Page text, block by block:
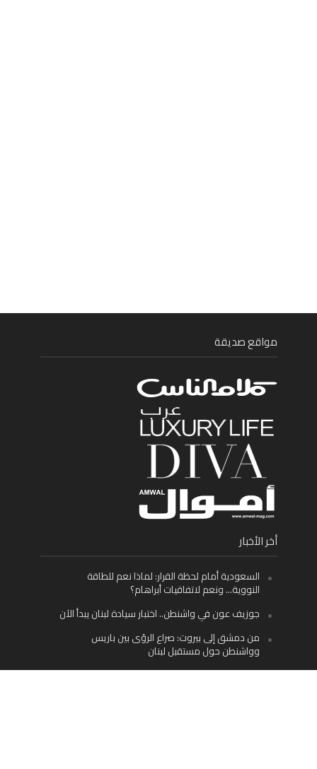
مواقع صديقة
أخر الأخبار
السعودية أمام لحظة القرار: لماذا نعم للطاقة
النووية… ونعم لاتفاقيات أبراهام؟
جوزيف عون في واشنطن.. اختبار سيادة لبنان يبدأ الآن
من دمشق إلى بيروت: صراع الرؤى بين باريس
وواشنطن حول مستقبل لبنان
اليسار اللبناني «اليقظ» وسيادة الدولة: لماذا يُعدّ نزع